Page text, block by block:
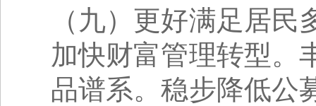
（九）更好满足居
加快财富管理转型。
品谱系。稳步降低公